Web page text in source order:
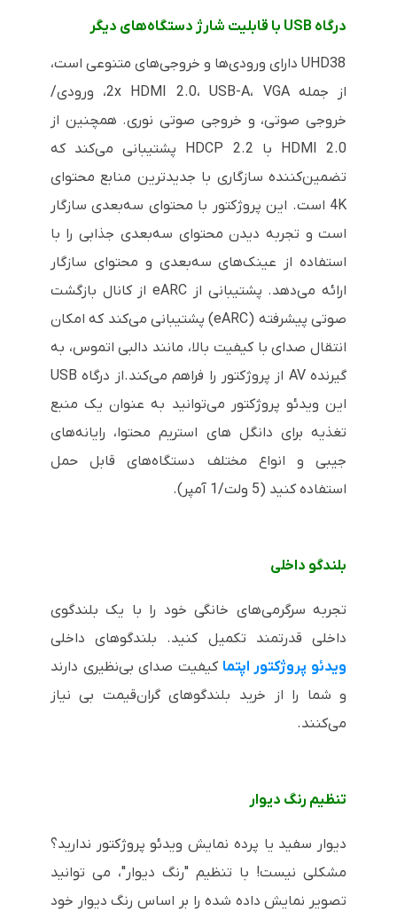
درگاه USB با قابلیت شارژ دستگاه‌های دیگر
UHD38 دارای ورودی‌ها و خروجی‌های متنوعی است،
از جمله 2x HDMI 2.0، USB-A، VGA، ورودی/
خروجی صوتی، و خروجی صوتی نوری. همچنین از
HDMI 2.0 با HDCP 2.2 پشتیبانی می‌کند که
تضمین‌کننده سازگاری با جدیدترین منابع محتوای
4K است. این پروژکتور با محتوای سه‌بعدی سازگار
است و تجربه دیدن محتوای سه‌بعدی جذابی را با
استفاده از عینک‌های سه‌بعدی و محتوای سازگار
ارائه می‌دهد. پشتیبانی از eARC از کانال بازگشت
صوتی پیشرفته (eARC) پشتیبانی می‌کند که امکان
انتقال صدای با کیفیت بالا، مانند دالبی اتموس، به
گیرنده AV از پروژکتور را فراهم می‌کند.از درگاه
USB
این ویدئو پروژکتور می‌توانید به عنوان یک منبع
تغذیه برای دانگل های استریم محتوا، رایانه‌های
جیبی و انواع مختلف دستگاه‌های قابل حمل
استفاده کنید (5 ولت/1 آمپر).
بلندگو داخلی
تجربه سرگرمی‌های خانگی خود را با یک بلندگوی
داخلی قدرتمند تکمیل کنید. بلندگوهای داخلی
ویدئو پروژکتور اپتماکیفیت صدای بی‌نظیری دارند
و شما را از خرید بلندگوهای گران‌قیمت بی نیاز
می‌کنند.
تنظیم رنگ دیوار
دیوار سفید یا پرده نمایش ویدئو پروژکتور ندارید؟
مشکلی نیست! با تنظیم "رنگ دیوار"، می توانید
تصویر نمایش داده شده را بر اساس رنگ دیوار خود